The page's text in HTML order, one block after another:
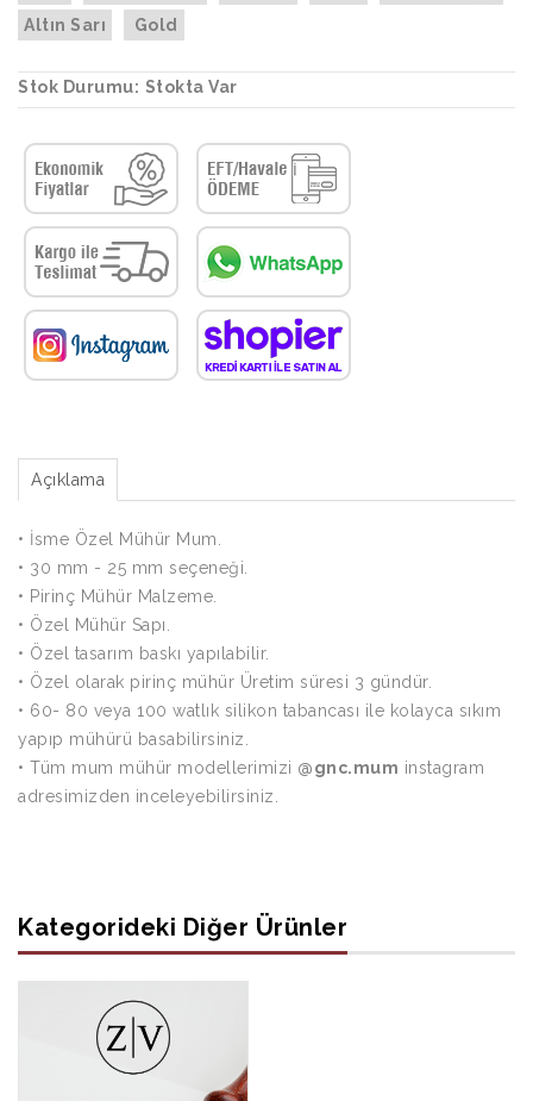
Altın Sarı
Gold
Stok Durumu: Stokta Var
Açıklama
• İsme Özel Mühür Mum.
• 30 mm - 25 mm seçeneği.
• Pirinç Mühür Malzeme.
• Özel Mühür Sapı.
• Özel tasarım baskı yapılabilir.
• Özel olarak pirinç mühür Üretim süresi 3 gündür.
• 60- 80 veya 100 watlık silikon tabancası ile kolayca sıkım
yapıp mühürü basabilirsiniz.
• Tüm mum mühür modellerimizi @gnc.mum instagram
adresimizden inceleyebilirsiniz.
Kategorideki Diğer Ürünler